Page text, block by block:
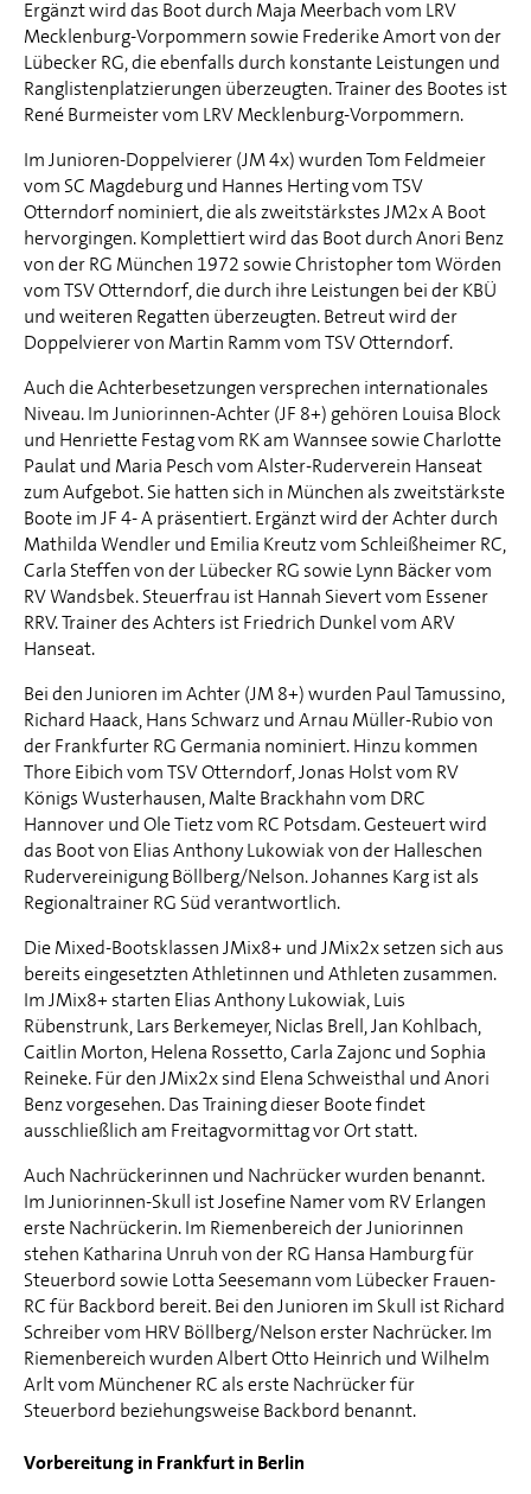
Ergänzt wird das Boot durch Maja Meerbach vom LRV
Mecklenburg-Vorpommern sowie Frederike Amort von der
Lübecker RG, die ebenfalls durch konstante Leistungen und
Ranglistenplatzierungen überzeugten. Trainer des Bootes ist
René Burmeister vom LRV Mecklenburg-Vorpommern.
Im Junioren-Doppelvierer (JM 4x) wurden Tom Feldmeier
vom SC Magdeburg und Hannes Herting vom TSV
Otterndorf nominiert, die als zweitstärkstes JM2x A Boot
hervorgingen. Komplettiert wird das Boot durch Anori Benz
von der RG München 1972 sowie Christopher tom Wörden
vom TSV Otterndorf, die durch ihre Leistungen bei der KBÜ
und weiteren Regatten überzeugten. Betreut wird der
Doppelvierer von Martin Ramm vom TSV Otterndorf.
Auch die Achterbesetzungen versprechen internationales
Niveau. Im Juniorinnen-Achter (JF 8+) gehören Louisa Block
und Henriette Festag vom RK am Wannsee sowie Charlotte
Paulat und Maria Pesch vom Alster-Ruderverein Hanseat
zum Aufgebot. Sie hatten sich in München als zweitstärkste
Boote im JF 4- A präsentiert. Ergänzt wird der Achter durch
Mathilda Wendler und Emilia Kreutz vom Schleißheimer RC,
Carla Steffen von der Lübecker RG sowie Lynn Bäcker vom
RV Wandsbek. Steuerfrau ist Hannah Sievert vom Essener
RRV. Trainer des Achters ist Friedrich Dunkel vom ARV
Hanseat.
Bei den Junioren im Achter (JM 8+) wurden Paul Tamussino,
Richard Haack, Hans Schwarz und Arnau Müller-Rubio von
der Frankfurter RG Germania nominiert. Hinzu kommen
Thore Eibich vom TSV Otterndorf, Jonas Holst vom RV
Königs Wusterhausen, Malte Brackhahn vom DRC
Hannover und Ole Tietz vom RC Potsdam. Gesteuert wird
das Boot von Elias Anthony Lukowiak von der Halleschen
Rudervereinigung Böllberg/Nelson. Johannes Karg ist als
Regionaltrainer RG Süd verantwortlich.
Die Mixed-Bootsklassen JMix8+ und JMix2x setzen sich aus
bereits eingesetzten Athletinnen und Athleten zusammen.
Im JMix8+ starten Elias Anthony Lukowiak, Luis
Rübenstrunk, Lars Berkemeyer, Niclas Brell, Jan Kohlbach,
Caitlin Morton, Helena Rossetto, Carla Zajonc und Sophia
Reineke. Für den JMix2x sind Elena Schweisthal und Anori
Benz vorgesehen. Das Training dieser Boote findet
ausschließlich am Freitagvormittag vor Ort statt.
Auch Nachrückerinnen und Nachrücker wurden benannt.
Im Juniorinnen-Skull ist Josefine Namer vom RV Erlangen
erste Nachrückerin. Im Riemenbereich der Juniorinnen
stehen Katharina Unruh von der RG Hansa Hamburg für
Steuerbord sowie Lotta Seesemann vom Lübecker Frauen-
RC für Backbord bereit. Bei den Junioren im Skull ist Richard
Schreiber vom HRV Böllberg/Nelson erster Nachrücker. Im
Riemenbereich wurden Albert Otto Heinrich und Wilhelm
Arlt vom Münchener RC als erste Nachrücker für
Steuerbord beziehungsweise Backbord benannt.
Vorbereitung in Frankfurt in Berlin